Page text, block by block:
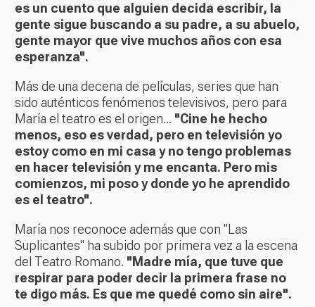
es un cuento que alguien decida escribir, la
gente sigue buscando a su padre, a su abuelo,
gente mayor que vive muchos años con esa
esperanza".
Más de una decena de películas, series que han
sido auténticos fenómenos televisivos, pero para
María el teatro es el origen... "Cine he hecho
menos, eso es verdad, pero en televisión yo
estoy como en mi casa y no tengo problemas
en hacer televisión y me encanta. Pero mis
comienzos, mi poso y donde yo he aprendido
es el teatro".
María nos reconoce además que con "Las
Suplicantes" ha subido por primera vez a la escena
del Teatro Romano. "Madre mía, que tuve que
respirar para poder decir la primera frase no
te digo más. Es que me quedé como sin aire".